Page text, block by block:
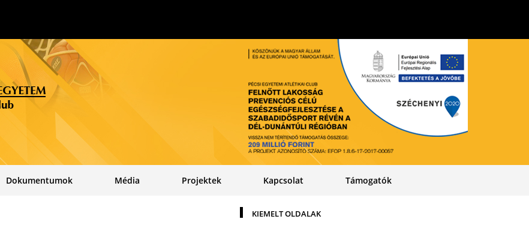
Dokumentumok Média Projektek Kapcsolat Támogatók
KIEMELT OLDALAK